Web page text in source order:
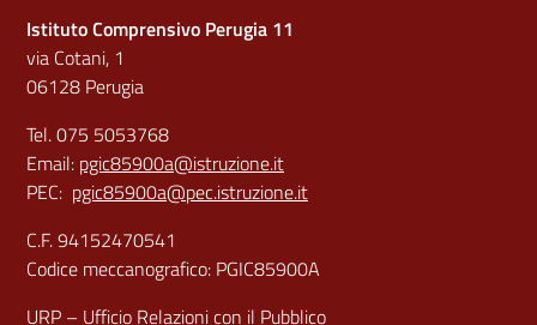
Istituto Comprensivo Perugia 11
via Cotani, 1
06128 Perugia
Tel. 075 5053768
Email: pgic85900a@istruzione.it
PEC: pgic85900a@pec.istruzione.it
C.F. 94152470541
Codice meccanografico: PGIC85900A
URP – Ufficio Relazioni con il Pubblico